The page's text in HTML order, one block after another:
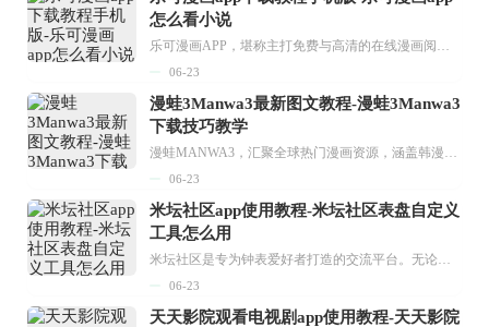
怎么看小说
06-23
漫蛙3Manwa3最新图文教程-漫蛙3Manwa3
下载技巧教学
06-23
米坛社区app使用教程-米坛社区表盘自定义
工具怎么用
06-23
天天影院观看电视剧app使用教程-天天影院